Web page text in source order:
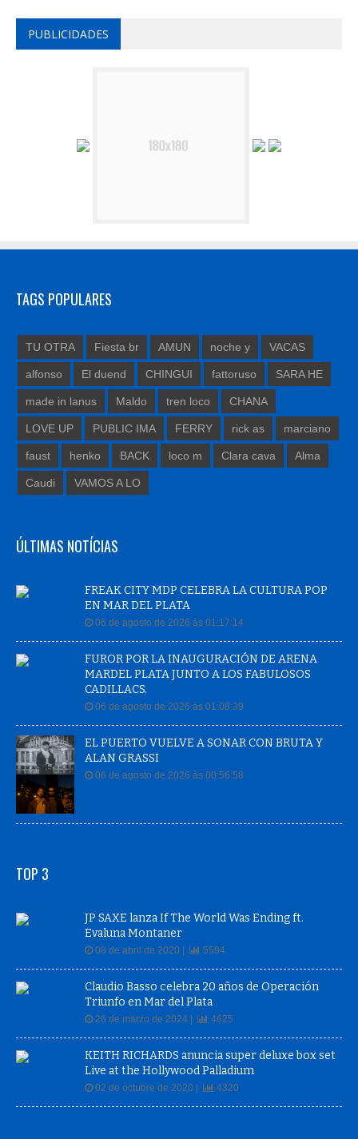
PUBLICIDADES
TAGS POPULARES
TU OTRA Fiesta br AMUN noche y VACAS
alfonso El duend CHINGUI fattoruso SARA HE
made in lanus Maldo tren loco CHANA
LOVE UP PUBLIC IMA FERRY rick as marciano
faust henko BACK loco m Clara cava Alma
Caudi VAMOS A LO
ÚLTIMAS NOTÍCIAS
FREAK CITY MDP CELEBRA LA CULTURA POP
EN MAR DEL PLATA
06 de agosto de 2026 às 01:17:14
FUROR POR LA INAUGURACIÓN DE ARENA
MARDEL PLATA JUNTO A LOS FABULOSOS
CADILLACS.
06 de agosto de 2026 às 01:08:39
EL PUERTO VUELVE A SONAR CON BRUTA Y
ALAN GRASSI
06 de agosto de 2026 às 00:56:58
TOP 3
JP SAXE lanza If The World Was Ending ft.
Evaluna Montaner
08 de abril de 2020 | 5594
Claudio Basso celebra 20 años de Operación
Triunfo en Mar del Plata
26 de marzo de 2024 | 4625
KEITH RICHARDS anuncia super deluxe box set
Live at the Hollywood Palladium
02 de octubre de 2020 | 4320